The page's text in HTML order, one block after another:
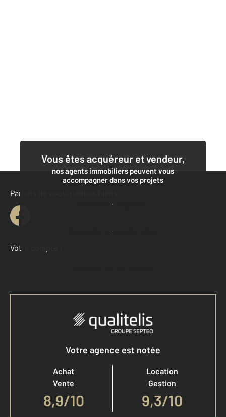
Vous êtes acquéreur et vendeur,
nos agents immobiliers peuvent vous
accompagner dans vos projets
Contacter l'agence
Demander une estimation
Parlons de vous, parlons biens
Votre compte :
Accéder à mon compte
Votre agence est notée
Achat
Vente
8,9/10
Location
Gestion
9,3/10